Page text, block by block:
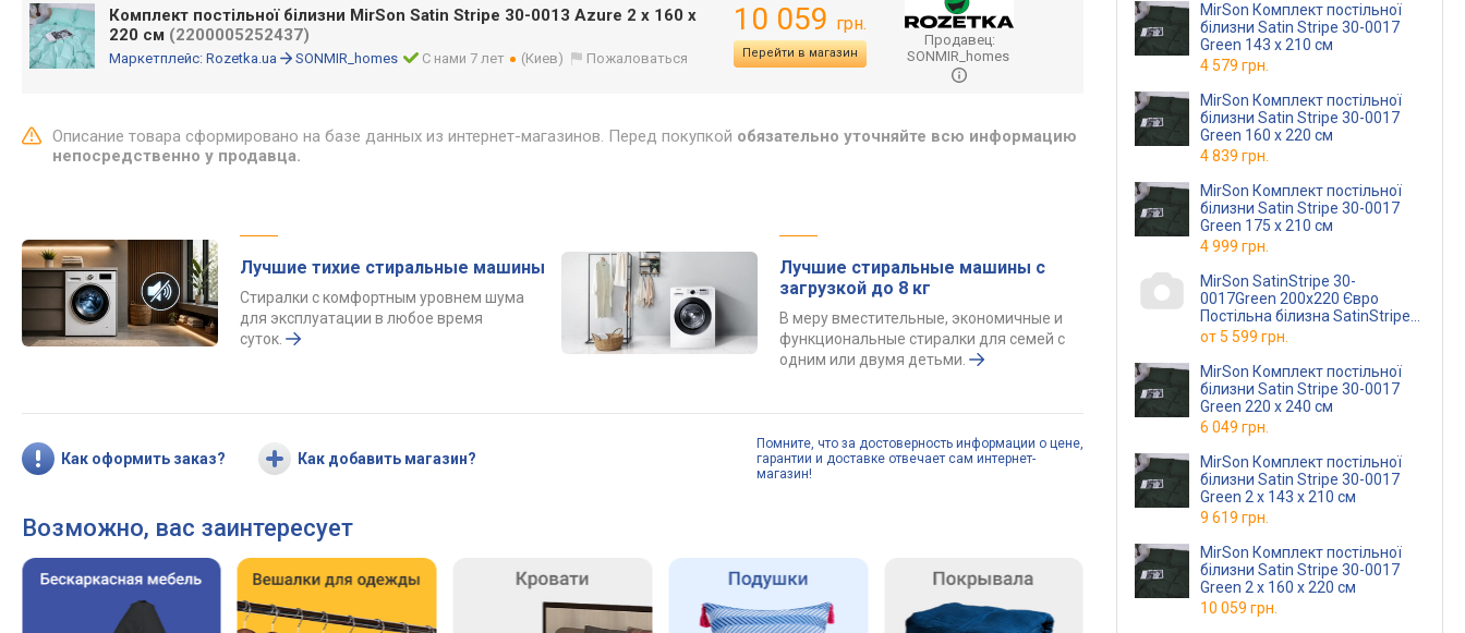
Комплект постільної білизни MirSon Satin Stripe 30-0013 Azure 2 x 160 x
220 см (2200005252437)
Маркетплейс: Rozetka.ua SONMIR_homes С нами 7 лет (Киев) Пожаловаться
10 059 грн.
Перейти в магазин
Продавец:
SONMIR_homes
Описание товара сформировано на базе данных из интернет-магазинов. Перед покупкой обязательно уточняйте всю информацию
непосредственно у продавца.
Лучшие тихие стиральные машины
Стиралки с комфортным уровнем шума
для эксплуатации в любое время
суток.
Лучшие стиральные машины с
загрузкой до 8 кг
В меру вместительные, экономичные и
функциональные стиралки для семей с
одним или двумя детьми.
Как оформить заказ? Как добавить магазин?
Помните, что за достоверность информации о цене,
гарантии и доставке отвечает сам интернет-
магазин!
Возможно, вас заинтересует
MirSon Комплект постільної
білизни Satin Stripe 30-0017
Green 143 x 210 см
4 579 грн.
MirSon Комплект постільної
білизни Satin Stripe 30-0017
Green 160 x 220 см
4 839 грн.
MirSon Комплект постільної
білизни Satin Stripe 30-0017
Green 175 x 210 см
4 999 грн.
MirSon SatinStripe 30-
0017Green 200х220 Євро
Постільна білизна SatinStripe
30-0017Green 200х220 Євро
от5 599 грн.
MirSon Комплект постільної
білизни Satin Stripe 30-0017
Green 220 x 240 см
6 049 грн.
MirSon Комплект постільної
білизни Satin Stripe 30-0017
Green 2 x 143 x 210 см
9 619 грн.
MirSon Комплект постільної
білизни Satin Stripe 30-0017
Green 2 x 160 x 220 см
10 059 грн.